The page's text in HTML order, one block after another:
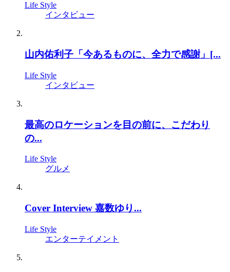
Life Style
インタビュー
山内佑利子「今あるものに、全力で感謝」[...
Life Style
インタビュー
最高のロケーションを目の前に、こだわり
の...
Life Style
グルメ
Cover Interview 嘉数ゆり...
Life Style
エンターテイメント